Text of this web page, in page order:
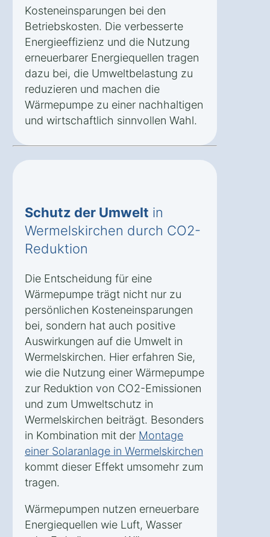
Kosteneinsparungen bei den
Betriebskosten. Die verbesserte
Energieeffizienz und die Nutzung
erneuerbarer Energiequellen tragen
dazu bei, die Umweltbelastung zu
reduzieren und machen die
Wärmepumpe zu einer nachhaltigen
und wirtschaftlich sinnvollen Wahl.
Schutz der Umwelt in
Wermelskirchen durch CO2-
Reduktion
Die Entscheidung für eine
Wärmepumpe trägt nicht nur zu
persönlichen Kosteneinsparungen
bei, sondern hat auch positive
Auswirkungen auf die Umwelt in
Wermelskirchen. Hier erfahren Sie,
wie die Nutzung einer Wärmepumpe
zur Reduktion von CO2-Emissionen
und zum Umweltschutz in
Wermelskirchen beiträgt. Besonders
in Kombination mit der Montage
einer Solaranlage in Wermelskirchen
kommt dieser Effekt umsomehr zum
tragen.
Wärmepumpen nutzen erneuerbare
Energiequellen wie Luft, Wasser